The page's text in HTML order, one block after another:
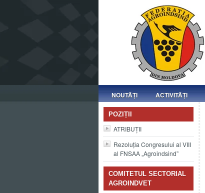
NOUTĂȚI ACTIVITĂȚI
POZIȚII
ATRIBUȚII
Rezoluția Congresului al VIII
al FNSAA „Agroindsind”
COMITETUL SECTORIAL
AGROINDVET